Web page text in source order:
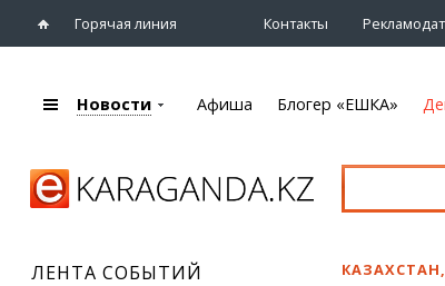
Горячая линия Контакты
Караганды
Афиша
Театры
Новости Афиша Блогер «ЕШКА»
ЛЕНТА СОБЫТИЙ КАЗАХСТАН,